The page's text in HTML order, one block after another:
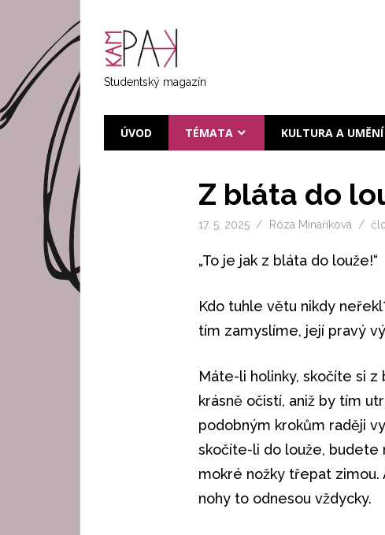
Studentský magazín
ÚVOD TÉMATA KULTURA A UMĚNÍ
Z bláta do
17. 5. 2025 Róza Minaříková
„To je jak z bláta do louže!“
Kdo tuhle větu nikdy
tím zamyslíme, její pravý
Máte-li holinky, skočíte si
krásně očistí, aniž by tím
podobným krokům raději
skočíte-li do louže, budete
mokré nožky třepat zimou.
nohy to odnesou vždycky.